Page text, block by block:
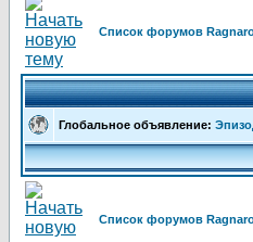
Список форумов
Глобальное объявление:
Список форумов